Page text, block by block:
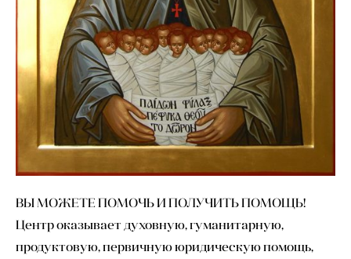
ВЫ МОЖЕТЕ ПОМОЧЬ И ПОЛУЧИТЬ ПОМОЩЬ!
Центр оказывает духовную, гуманитарную,
продуктовую, первичную юридическую помощь,